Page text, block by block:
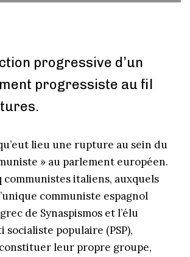
progressive d’un
progressiste au fil
lieu une rupture au sein du
» au parlement européen.
italiens, auxquels
communiste espagnol
de Synaspismos et l’élu
socialiste populaire (PSP),
leur propre groupe,